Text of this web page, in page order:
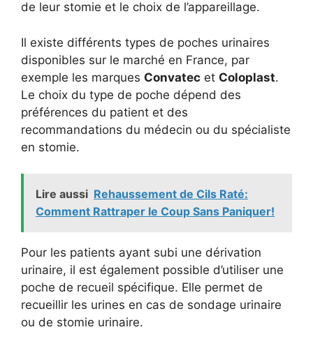
de leur stomie et le choix de l’appareillage.
Il existe différents types de poches urinaires
disponibles sur le marché en France, par
exemple les marques Convatec et Coloplast.
Le choix du type de poche dépend des
préférences du patient et des
recommandations du médecin ou du spécialiste
en stomie.
Lire aussi Rehaussement de Cils Raté:
Comment Rattraper le Coup Sans Paniquer!
Pour les patients ayant subi une dérivation
urinaire, il est également possible d’utiliser une
poche de recueil spécifique. Elle permet de
recueillir les urines en cas de sondage urinaire
ou de stomie urinaire.